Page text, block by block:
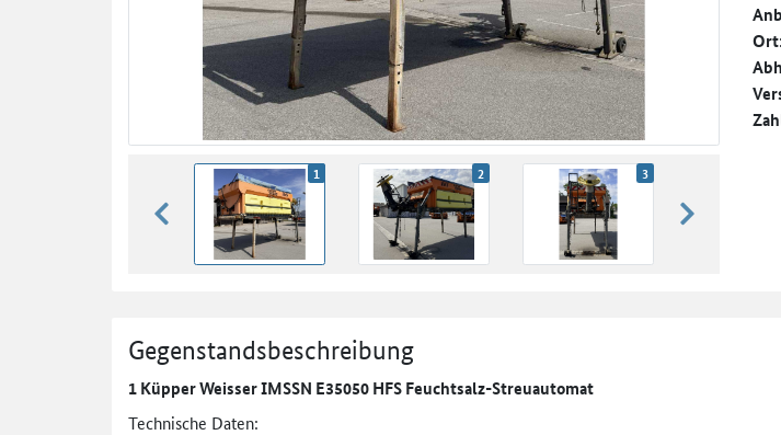
zurück blättern
1 2 3
weiter blättern
Gegenstandsbeschreibung
1 Küpper Weisser IMSSN E35050 HFS Feuchtsalz-Streuautomat
Technische Daten: